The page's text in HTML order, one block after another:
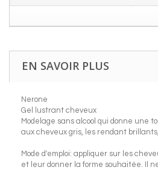
EN SAVOIR PLUS
Nerone
Gel lustrant cheveux
Modelage sans alcool qui donne une
aux cheveux gris, les rendant
Mode d'emploi: appliquer sur les
et leur donner la forme souhaitée. Il